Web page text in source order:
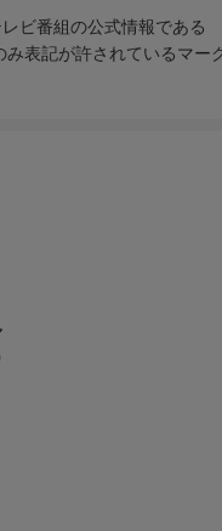
ビ番組の公式情報である
表記が許されているマー